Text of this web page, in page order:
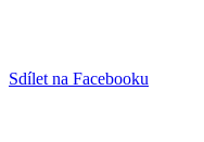
Sdílet na Facebooku